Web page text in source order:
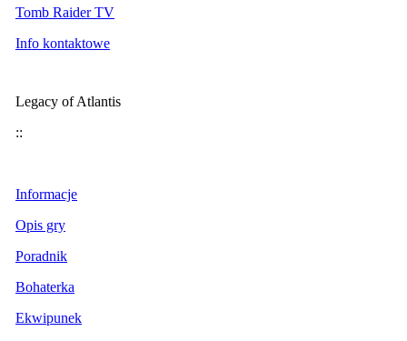
Tomb Raider TV
Info kontaktowe
Legacy of Atlantis
::
Informacje
Opis gry
Poradnik
Bohaterka
Ekwipunek